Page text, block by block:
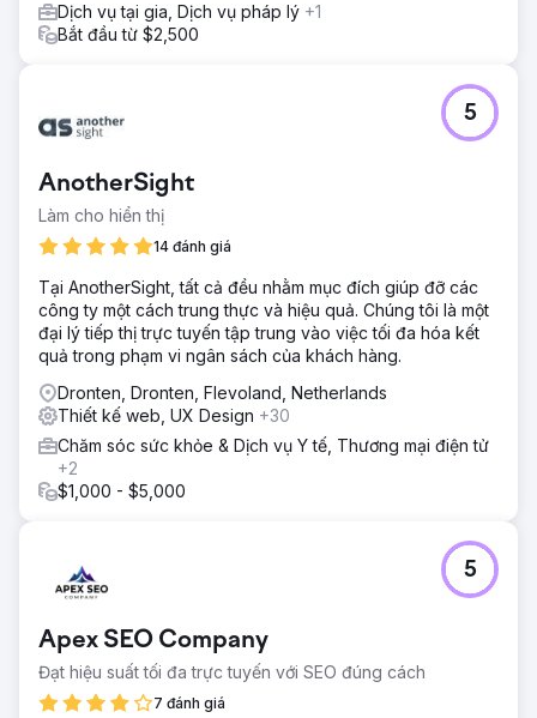
Dịch vụ tại gia, Dịch vụ pháp lý +1
Bắt đầu từ $2,500
AnotherSight
Làm cho hiển thị
14 đánh giá
5
Tại AnotherSight, tất cả đều nhằm mục đích giúp đỡ các
công ty một cách trung thực và hiệu quả. Chúng tôi là một
đại lý tiếp thị trực tuyến tập trung vào việc tối đa hóa kết
quả trong phạm vi ngân sách của khách hàng.
Dronten, Dronten, Flevoland, Netherlands
Thiết kế web, UX Design +30
Chăm sóc sức khỏe & Dịch vụ Y tế, Thương mại điện tử
+2
$1,000 - $5,000
Apex SEO Company
Đạt hiệu suất tối đa trực tuyến với SEO đúng cách
7 đánh giá
5